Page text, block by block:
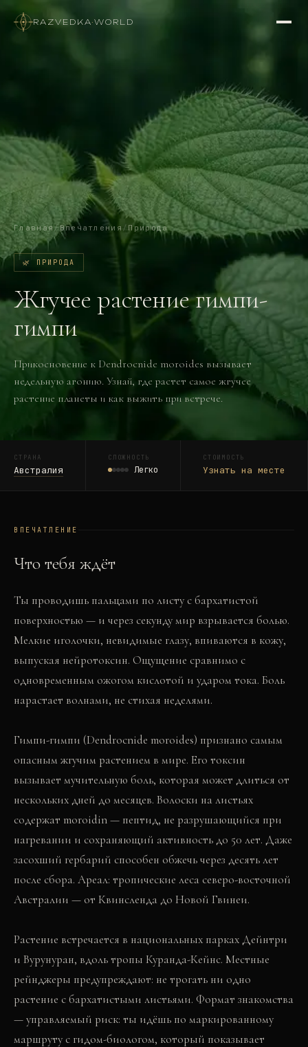
RAZVEDKA·WORLD
Главная / Впечатления / Природа
🌿 ПРИРОДА
Жгучее растение гимпи-
гимпи
Прикосновение к Dendrocnide moroides вызывает
недельную агонию. Узнай, где растет самое жгучее
растение планеты и как выжить при встрече.
СТРАНА
Австралия
СЛОЖНОСТЬ
Легко
СТОИМОСТЬ
Узнать на месте
ВПЕЧАТЛЕНИЕ
Что тебя ждёт
Ты проводишь пальцами по листу с бархатистой
поверхностью — и через секунду мир взрывается болью.
Мелкие иголочки, невидимые глазу, впиваются в кожу,
выпуская нейротоксин. Ощущение сравнимо с
одновременным ожогом кислотой и ударом тока. Боль
нарастает волнами, не стихая неделями.
Гимпи-гимпи (Dendrocnide moroides) признано самым
опасным жгучим растением в мире. Его токсин
вызывает мучительную боль, которая может длиться от
нескольких дней до месяцев. Волоски на листьях
содержат moroidin — пептид, не разрушающийся при
нагревании и сохраняющий активность до 50 лет. Даже
засохший гербарий способен обжечь через десять лет
после сбора. Ареал: тропические леса северо-восточной
Австралии — от Квинсленда до Новой Гвинеи.
Растение встречается в национальных парках Дейнтри
и Вурунуран, вдоль тропы Куранда-Кейнс. Местные
рейнджеры предупреждают: не трогать ни одно
растение с бархатистыми листьями. Формат знакомства
— управляемый риск: ты идёшь по маркированному
маршруту с гидом-биологом, который показывает